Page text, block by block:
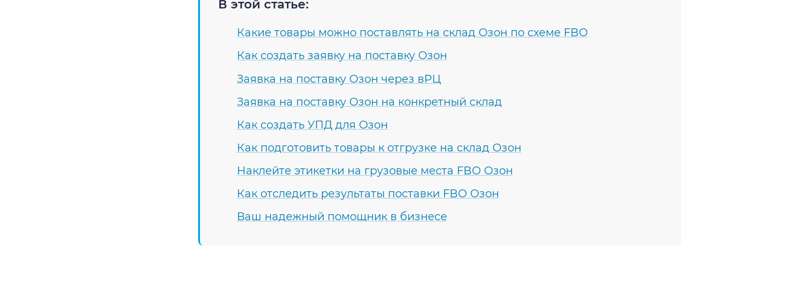
В этой статье:
Какие товары можно поставлять на склад Озон по схеме FBO
Как создать заявку на поставку Озон
Заявка на поставку Озон через вРЦ
Заявка на поставку Озон на конкретный склад
Как создать УПД для Озон
Как подготовить товары к отгрузке на склад Озон
Наклейте этикетки на грузовые места FBO Озон
Как отследить результаты поставки FBO Озон
Ваш надежный помощник в бизнесе